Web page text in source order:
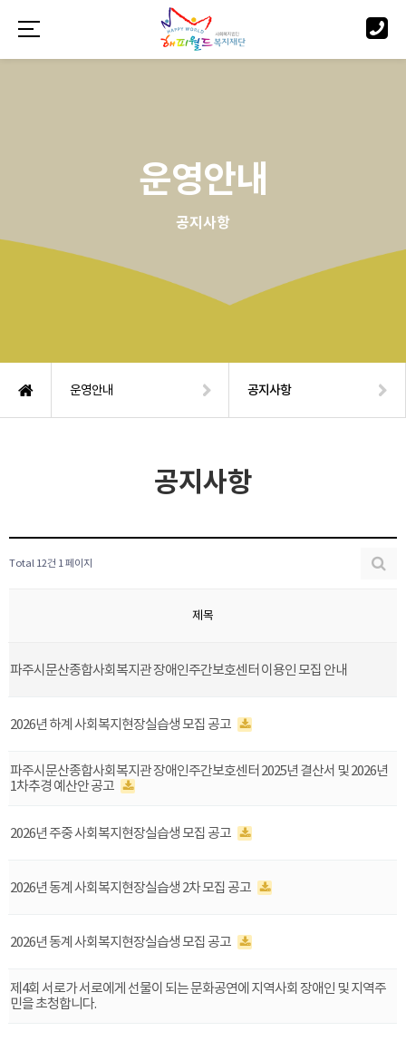
운영안내
공지사항
운영안내 공지사항
공지사항
Total 12건 1 페이지
제목
파주시문산종합사회복지관 장애인주간보호센터 이용인 모집 안내
2026년 하계 사회복지현장실습생 모집 공고
파주시문산종합사회복지관 장애인주간보호센터 2025년 결산서 및 2026년
1차추경 예산안 공고
2026년 주중 사회복지현장실습생 모집 공고
2026년 동계 사회복지현장실습생 2차 모집 공고
2026년 동계 사회복지현장실습생 모집 공고
제4회 서로가 서로에게 선물이 되는 문화공연에 지역사회 장애인 및 지역주
민을 초청합니다.